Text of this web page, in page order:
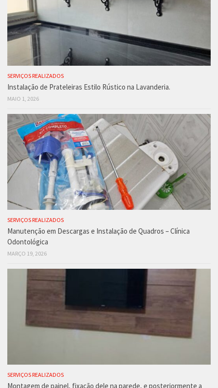
SERVIÇOS REALIZADOS
Instalação de Prateleiras Estilo Rústico na Lavanderia.
MAIO 1, 2026
SERVIÇOS REALIZADOS
Manutenção em Descargas e Instalação de Quadros – Clínica
Odontológica
MARÇO 19, 2026
SERVIÇOS REALIZADOS
Montagem de painel, fixação dele na parede, e posteriormente a